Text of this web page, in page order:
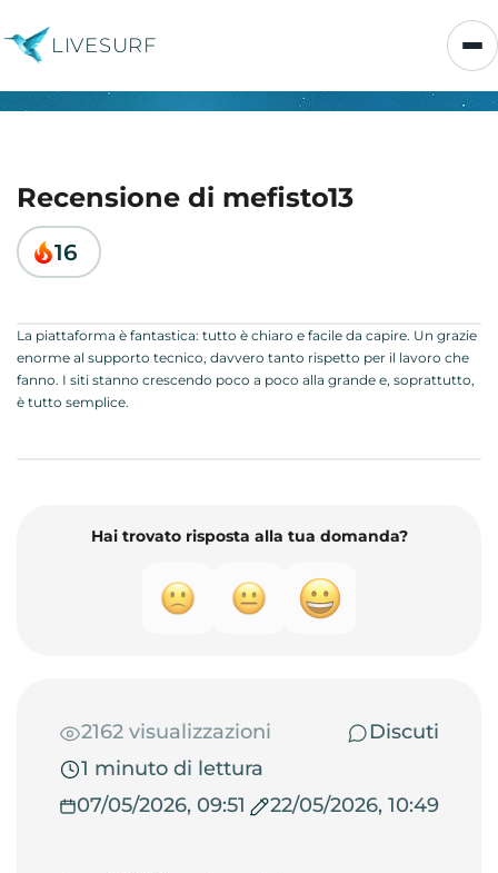
LIVESURF
Recensione di mefisto13
16
La piattaforma è fantastica: tutto è chiaro e facile da capire. Un grazie
enorme al supporto tecnico, davvero tanto rispetto per il lavoro che
fanno. I siti stanno crescendo poco a poco alla grande e, soprattutto,
è tutto semplice.
Hai trovato risposta alla tua domanda?
2162 visualizzazioni
Discuti
1 minuto di lettura
07/05/2026, 09:51
22/05/2026, 10:49